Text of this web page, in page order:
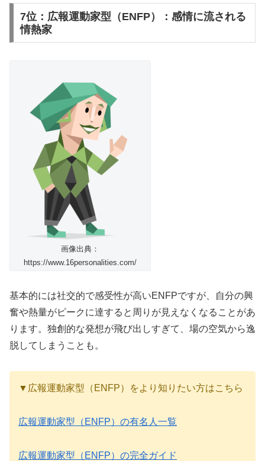
7位：広報運動家型（ENFP）：感情に流される
情熱家
画像出典：
https://www.16personalities.com/
基本的には社交的で感受性が高いENFPですが、自分の興
奮や熱量がピークに達すると周りが見えなくなることがあ
ります。独創的な発想が飛び出しすぎて、場の空気から逸
脱してしまうことも。
▼広報運動家型（ENFP）をより知りたい方はこちら
広報運動家型（ENFP）の有名人一覧
広報運動家型（ENFP）の完全ガイド